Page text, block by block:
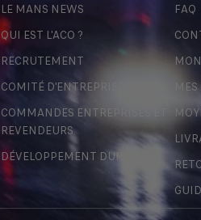
LE MANS NEWS
QUI EST L'ACO ?
RECRUTEMENT
COMITÉ D'ENTREPRISE
COMMANDES ENTREPRISES ET
REVENDEURS
DÉVELOPPEMENT DURABLE
FAQ